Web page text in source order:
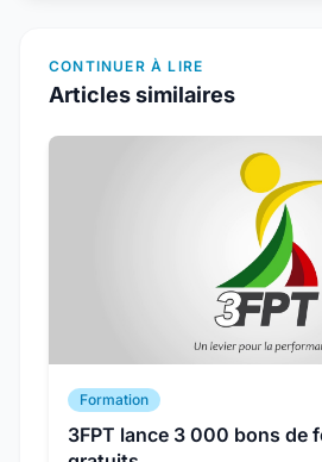
CONTINUER À LIRE
Articles similaires
Formation
3FPT lance 3 000 bons de